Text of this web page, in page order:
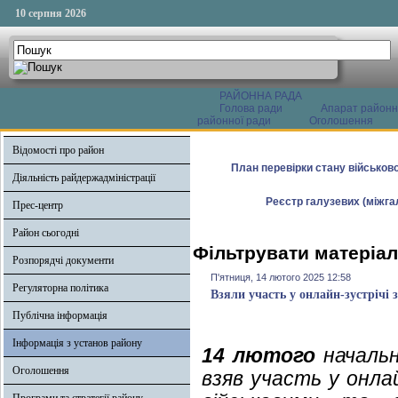
10 серпня 2026
РАЙОННА РАДА
Голова ради
Апарат
районної ради
Оголошення
Відомості про район
Діяльність райдержадміністрації
Прес-центр
Район сьогодні
Розпорядчі документи
Регуляторна політика
Публічна інформація
Інформація з установ району
Оголошення
План перевірки стану
Реєстр галузевих
Фільтрувати
П'ятниця, 14 лютого 2025 12:58
Взяли участь у онлайн-
14 лютого
взяв участь у